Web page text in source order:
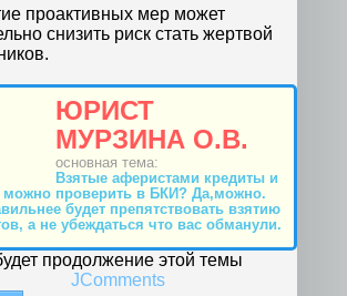
проактивных мер может
снизить риск стать жертвой
ЮРИСТ
МУРЗИНА О.В.
основная тема:
Взятые аферистами кредиты и
проверить в БКИ? Да,можно.
будет препятствовать взятию
а не убеждаться что вас обманули.
продолжение этой темы
JComments